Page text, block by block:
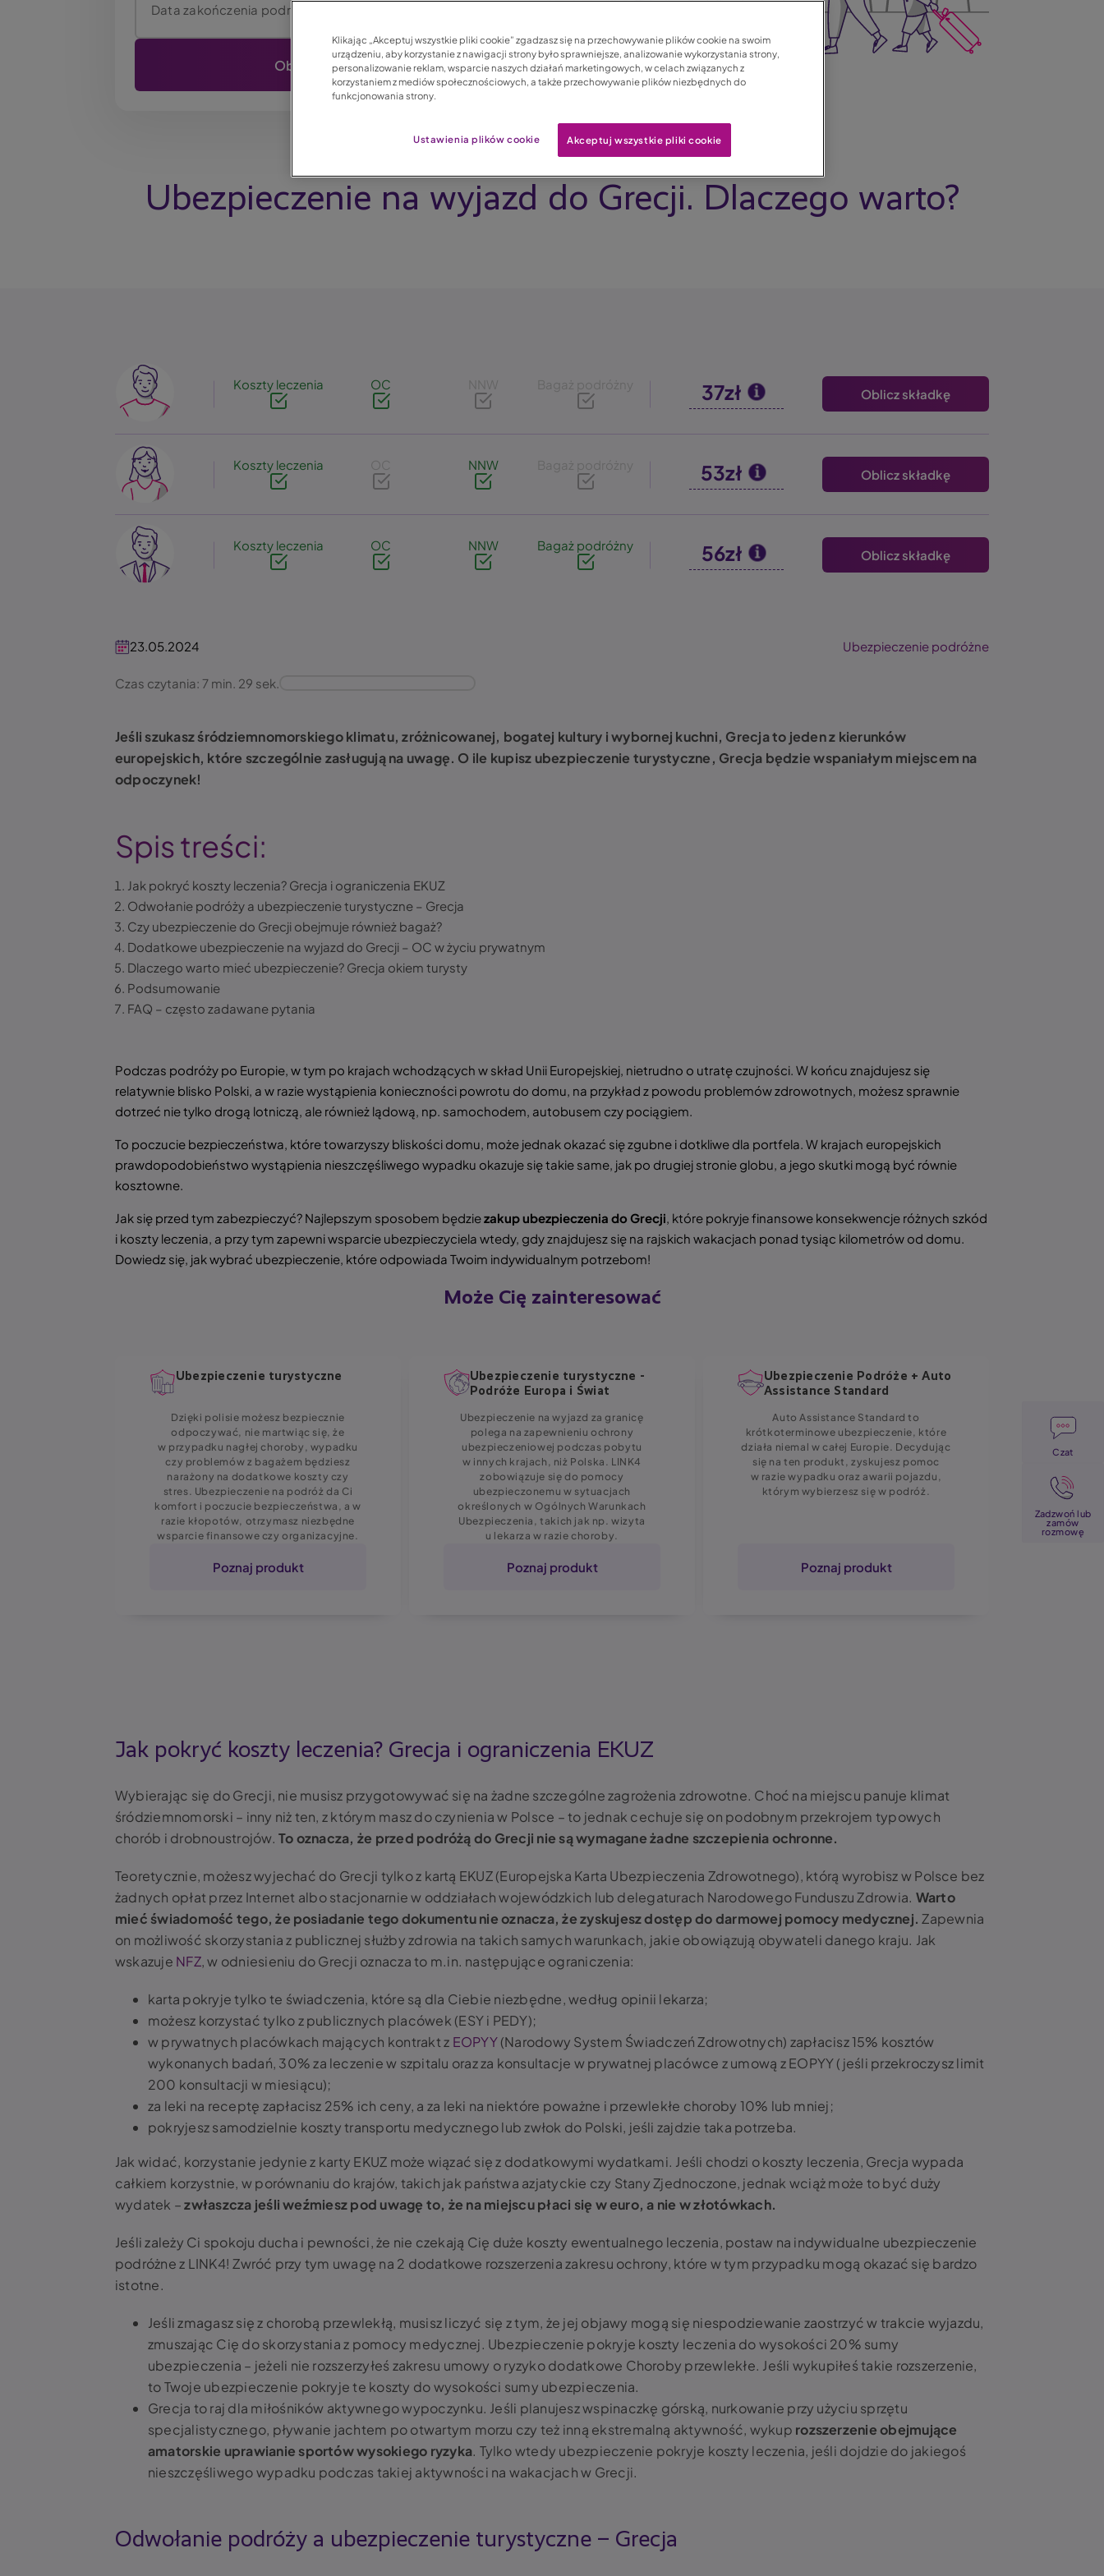
Data zakończenia podróży
Ubezpieczenie na wyjazd do Grecji. Dlaczego warto?
Image
Koszty leczenia OC NNW Bagaż podróżny 37zł Oblicz składkę
Image
Koszty leczenia OC NNW Bagaż podróżny 53zł Oblicz składkę
Image
Koszty leczenia OC NNW Bagaż podróżny 56zł Oblicz składkę
23.05.2024 Ubezpieczenie podróżne
Czas czytania: 7 min. 29 sek.
Jeśli szukasz śródziemnomorskiego klimatu, zróżnicowanej, bogatej kultury i wybornej kuchni, Grecja to jeden z kierunków
europejskich, które szczególnie zasługują na uwagę. O ile kupisz ubezpieczenie turystyczne, Grecja będzie wspaniałym miejscem na
odpoczynek!
Spis treści:
Jak pokryć koszty leczenia? Grecja i ograniczenia EKUZ
Odwołanie podróży a ubezpieczenie turystyczne – Grecja
Czy ubezpieczenie do Grecji obejmuje również bagaż?
Dodatkowe ubezpieczenie na wyjazd do Grecji – OC w życiu prywatnym
Dlaczego warto mieć ubezpieczenie? Grecja okiem turysty
Podsumowanie
FAQ – często zadawane pytania
Podczas podróży po Europie, w tym po krajach wchodzących w skład Unii Europejskiej, nietrudno o utratę czujności. W końcu znajdujesz się
relatywnie blisko Polski, a w razie wystąpienia konieczności powrotu do domu, na przykład z powodu problemów zdrowotnych, możesz sprawnie
dotrzeć nie tylko drogą lotniczą, ale również lądową, np. samochodem, autobusem czy pociągiem.
To poczucie bezpieczeństwa, które towarzyszy bliskości domu, może jednak okazać się zgubne i dotkliwe dla portfela. W krajach europejskich
prawdopodobieństwo wystąpienia nieszczęśliwego wypadku okazuje się takie same, jak po drugiej stronie globu, a jego skutki mogą być równie
kosztowne.
Jak się przed tym zabezpieczyć? Najlepszym sposobem będziezakupubezpieczenia do Grecji, które pokryje finansowe konsekwencje różnych szkód
i koszty leczenia, a przy tym zapewni wsparcie ubezpieczyciela wtedy, gdy znajdujesz się na rajskich wakacjach ponad tysiąc kilometrów od domu.
Dowiedz się, jak wybrać ubezpieczenie, które odpowiada Twoim indywidualnym potrzebom!
Może Cię zainteresować
Ubezpieczenie turystyczne
Dzięki polisie możesz bezpiecznie
odpoczywać, nie martwiąc się, że
w przypadku nagłej choroby, wypadku
czy problemów z bagażem będziesz
narażony na dodatkowe koszty czy
stres. Ubezpieczenie na podróż da Ci
komfort i poczucie bezpieczeństwa, a w
razie kłopotów, otrzymasz niezbędne
wsparcie finansowe czy organizacyjne.
Poznaj produkt
Ubezpieczenie turystyczne -
Podróże Europa i Świat
Ubezpieczenie na wyjazd za granicę
polega na zapewnieniu ochrony
ubezpieczeniowej podczas pobytu
w innych krajach, niż Polska. LINK4
zobowiązuje się do pomocy
ubezpieczonemu w sytuacjach
określonych w Ogólnych Warunkach
Ubezpieczenia, takich jak np. wizyta
u lekarza w razie choroby.
Poznaj produkt
Ubezpieczenie Podróże + Auto
Assistance Standard
Auto Assistance Standard to
krótkoterminowe ubezpieczenie, które
działa niemal w całej Europie. Decydując
się na ten produkt, zyskujesz pomoc
w razie wypadku oraz awarii pojazdu,
którym wybierzesz się w podróż.
Poznaj produkt
Dzięki
w
narażony
stres.
razie
wsparcie
Jak pokryć koszty leczenia? Grecja i ograniczenia EKUZ
Wybierając się do Grecji, nie musisz przygotowywać się na żadne szczególne zagrożenia zdrowotne. Choć na miejscu panuje klimat
śródziemnomorski – inny niż ten, z którym masz do czynienia w Polsce – to jednak cechuje się on podobnym przekrojem typowych
chorób i drobnoustrojów.To oznacza, że przed podróżą do Grecji nie są wymagane żadne szczepienia ochronne.
Teoretycznie, możesz wyjechać do Grecji tylko z kartą EKUZ (Europejska Karta Ubezpieczenia Zdrowotnego), którą wyrobisz w Polsce bez
żadnych opłat przez Internet albo stacjonarnie w oddziałach wojewódzkich lub delegaturach Narodowego Funduszu Zdrowia. Warto
mieć świadomość tego, że posiadanie tego dokumentu nie oznacza, że zyskujesz dostęp do darmowej pomocy medycznej. Zapewnia
on możliwość skorzystania z publicznej służby zdrowia na takich samych warunkach, jakie obowiązują obywateli danego kraju. Jak
wskazuje NFZ, w odniesieniu do Grecji oznacza to m.in. następujące ograniczenia:
karta pokryje tylko te świadczenia, które są dla Ciebie niezbędne, według opinii lekarza;
możesz korzystać tylko z publicznych placówek (ESY i PEDY);
w prywatnych placówkach mających kontrakt z EOPYY(Narodowy System Świadczeń Zdrowotnych) zapłacisz 15% kosztów
wykonanych badań, 30% za leczenie w szpitalu oraz za konsultacje w prywatnej placówce z umową z EOPYY (jeśli przekroczysz limit
200 konsultacji w miesiącu);
za leki na receptę zapłacisz 25% ich ceny, a za leki na niektóre poważne i przewlekłe choroby 10% lub mniej;
pokryjesz samodzielnie koszty transportu medycznego lub zwłok do Polski, jeśli zajdzie taka potrzeba.
Jak widać, korzystanie jedynie z karty EKUZ może wiązać się z dodatkowymi wydatkami. Jeśli chodzi o koszty leczenia, Grecja wypada
całkiem korzystnie, w porównaniu do krajów, takich jak państwa azjatyckie czy Stany Zjednoczone, jednak wciąż może to być duży
wydatek –zwłaszcza jeśli weźmiesz pod uwagę to, że na miejscu płaci się w euro, a nie w złotówkach.
Jeśli zależy Ci spokoju ducha i pewności, że nie czekają Cię duże koszty ewentualnego leczenia, postaw na indywidualne ubezpieczenie
podróżne z LINK4! Zwróć przy tym uwagę na 2 dodatkowe rozszerzenia zakresu ochrony, które w tym przypadku mogą okazać się bardzo
istotne.
Jeśli zmagasz się z chorobą przewlekłą, musisz liczyć się z tym, że jej objawy mogą się niespodziewanie zaostrzyć w trakcie wyjazdu,
zmuszając Cię do skorzystania z pomocy medycznej. Ubezpieczenie pokryje koszty leczenia do wysokości 20% sumy
ubezpieczenia – jeżeli nie rozszerzyłeś zakresu umowy o ryzyko dodatkowe Choroby przewlekłe. Jeśli wykupiłeś takie rozszerzenie,
to Twoje ubezpieczenie pokryje te koszty do wysokości sumy ubezpieczenia.
Grecja to raj dla miłośników aktywnego wypoczynku. Jeśli planujesz wspinaczkę górską, nurkowanie przy użyciu sprzętu
specjalistycznego, pływanie jachtem po otwartym morzu czy też inną ekstremalną aktywność, wykup rozszerzenie obejmujące
amatorskie uprawianie sportów wysokiego ryzyka. Tylko wtedy ubezpieczenie pokryje koszty leczenia, jeśli dojdzie do jakiegoś
nieszczęśliwego wypadku podczas takiej aktywności na wakacjach w Grecji.
Odwołanie podróży a ubezpieczenie turystyczne – Grecja
Czat
Zadzwoń lub
zamów
rozmowę
Klikając „Akceptuj wszystkie pliki cookie” zgadzasz się na przechowywanie plików cookie na swoim
urządzeniu, aby korzystanie z nawigacji strony było sprawniejsze, analizowanie wykorzystania strony,
personalizowanie reklam, wsparcie naszych działań marketingowych, w celach związanych z
korzystaniem z mediów społecznościowych, a także przechowywanie plików niezbędnych do
funkcjonowania strony.
Ustawienia plików cookie Akceptuj wszystkie pliki cookie